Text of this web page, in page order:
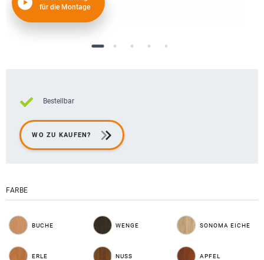
für die Montage
Bestellbar
WO ZU KAUFEN?
FARBE
BUCHE WENGE SONOMA EICHE
ERLE NUSS APFEL